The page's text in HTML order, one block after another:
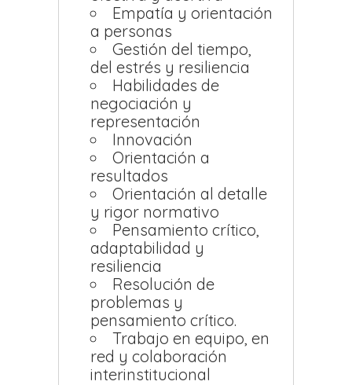
Empatía y orientación
a personas
Gestión del tiempo,
del estrés y resiliencia
Habilidades de
negociación y
representación
Innovación
Orientación a
resultados
Orientación al detalle
y rigor normativo
Pensamiento crítico,
adaptabilidad y
resiliencia
Resolución de
problemas y
pensamiento crítico.
Trabajo en equipo, en
red y colaboración
interinstitucional